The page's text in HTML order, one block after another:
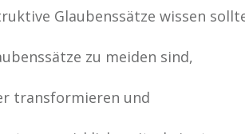
Glaubenssätze wissen
zu meiden sind,
transformieren und